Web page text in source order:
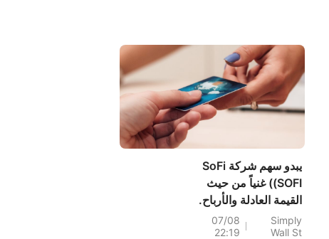
يبدو سهم شركة SoFi
(SOFI) غنياً من حيث
القيمة العادلة والأرباح.
Simply
Wall St
07/08
22:19